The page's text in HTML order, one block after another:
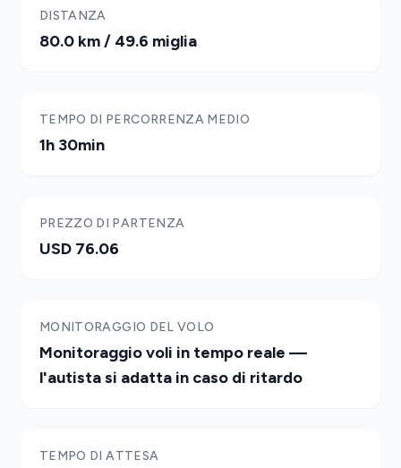
DISTANZA
80.0 km / 49.6 miglia
TEMPO DI PERCORRENZA MEDIO
1h 30min
PREZZO DI PARTENZA
USD 76.06
MONITORAGGIO DEL VOLO
Monitoraggio voli in tempo reale —
l'autista si adatta in caso di ritardo
TEMPO DI ATTESA